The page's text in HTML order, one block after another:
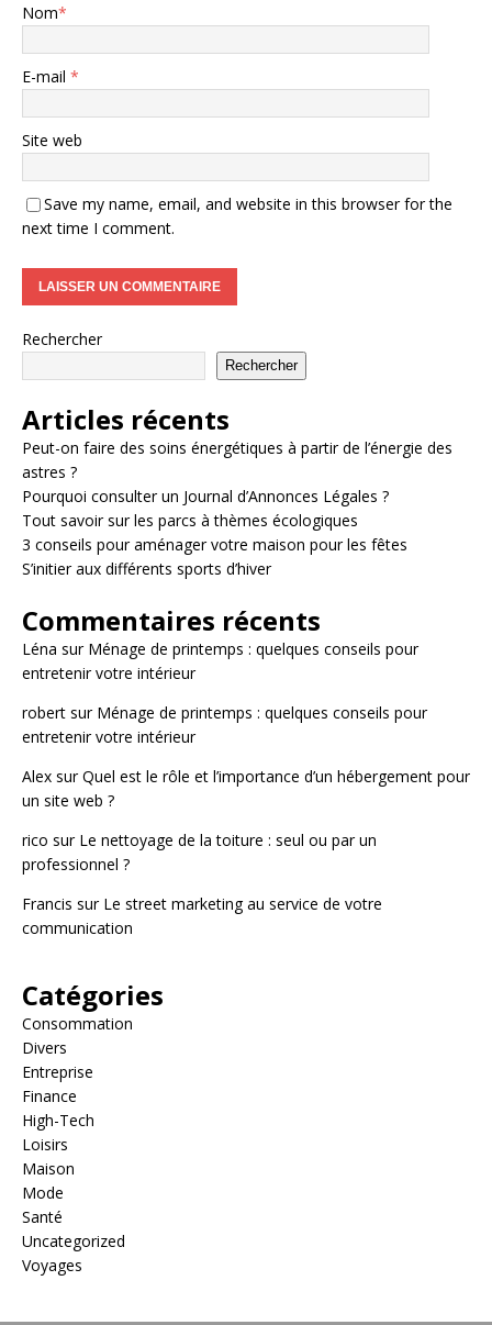
Nom*
E-mail *
Site web
Save my name, email, and website in this browser for the
next time I comment.
Rechercher
Rechercher
Articles récents
Peut-on faire des soins énergétiques à partir de l’énergie des
astres ?
Pourquoi consulter un Journal d’Annonces Légales ?
Tout savoir sur les parcs à thèmes écologiques
3 conseils pour aménager votre maison pour les fêtes
S’initier aux différents sports d’hiver
Commentaires récents
Léna sur Ménage de printemps : quelques conseils pour
entretenir votre intérieur
robert sur Ménage de printemps : quelques conseils pour
entretenir votre intérieur
Alex surQuel est le rôle et l’importance d’un hébergement pour
un site web ?
rico sur Le nettoyage de la toiture : seul ou par un
professionnel ?
Francis sur Le street marketing au service de votre
communication
Catégories
Consommation
Divers
Entreprise
Finance
High-Tech
Loisirs
Maison
Mode
Santé
Uncategorized
Voyages